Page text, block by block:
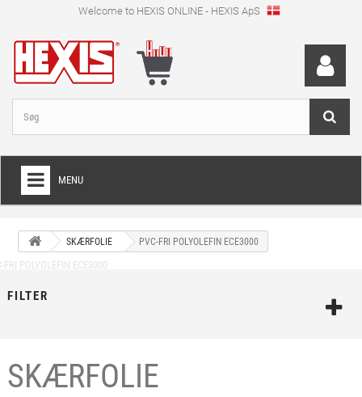
Welcome to HEXIS ONLINE - HEXIS ApS
MENU
WRAPPINGFOLIE
+
LAMINAT
SKÆRFOLIE PVC-FRI POLYOLEFIN ECE3000
FILTER
SKÆRFOLIE